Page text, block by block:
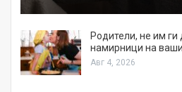
Родители, не им ги
намирници на
Авг 4, 2026